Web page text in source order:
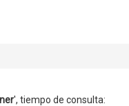
', tiempo de consulta: